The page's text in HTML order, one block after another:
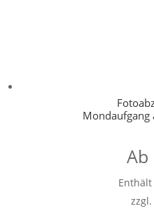
Mondaufgang
Ab
Enthält
zzgl.